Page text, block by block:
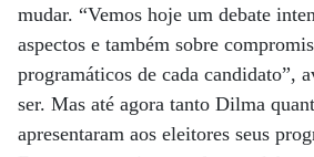
mudar. “Vemos hoje um debate
aspectos e também sobre
programáticos de cada candidato”,
ser. Mas até agora tanto Dilma
apresentaram aos eleitores seus